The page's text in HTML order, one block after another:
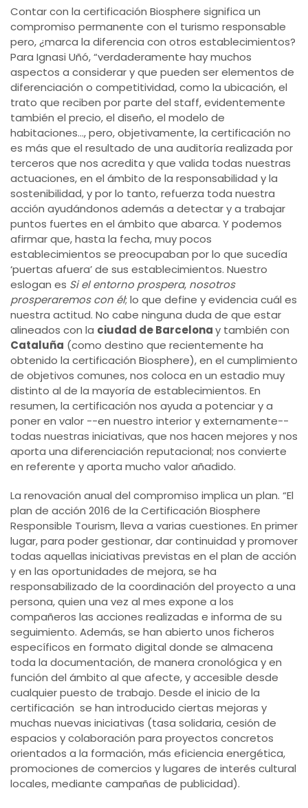
Contar con la certificación Biosphere significa un
compromiso permanente con el turismo responsable
pero, ¿marca la diferencia con otros establecimientos?
Para Ignasi Uñó, “verdaderamente hay muchos
aspectos a considerar y que pueden ser elementos de
diferenciación o competitividad, como la ubicación, el
trato que reciben por parte del staff, evidentemente
también el precio, el diseño, el modelo de
habitaciones…, pero, objetivamente, la certificación no
es más que el resultado de una auditoría realizada por
terceros que nos acredita y que valida todas nuestras
actuaciones, en el ámbito de la responsabilidad y la
sostenibilidad, y por lo tanto, refuerza toda nuestra
acción ayudándonos además a detectar y a trabajar
puntos fuertes en el ámbito que abarca. Y podemos
afirmar que, hasta la fecha, muy pocos
establecimientos se preocupaban por lo que sucedía
‘puertas afuera’ de sus establecimientos. Nuestro
eslogan es Si el entorno prospera, nosotros
prosperaremos con él; lo que define y evidencia cuál es
nuestra actitud. No cabe ninguna duda de que estar
alineados con la ciudad de Barcelonay también con
Cataluña (como destino que recientemente ha
obtenido la certificación Biosphere), en el cumplimiento
de objetivos comunes, nos coloca en un estadio muy
distinto al de la mayoría de establecimientos. En
resumen, la certificación nos ayuda a potenciar y a
poner en valor --en nuestro interior y externamente--
todas nuestras iniciativas, que nos hacen mejores y nos
aporta una diferenciación reputacional; nos convierte
en referente y aporta mucho valor añadido.
La renovación anual del compromiso implica un plan. “El
plan de acción 2016 de la Certificación Biosphere
Responsible Tourism, lleva a varias cuestiones. En primer
lugar, para poder gestionar, dar continuidad y promover
todas aquellas iniciativas previstas en el plan de acción
y en las oportunidades de mejora, se ha
responsabilizado de la coordinación del proyecto a una
persona, quien una vez al mes expone a los
compañeros las acciones realizadas e informa de su
seguimiento. Además, se han abierto unos ficheros
específicos en formato digital donde se almacena
toda la documentación, de manera cronológica y en
función del ámbito al que afecte, y accesible desde
cualquier puesto de trabajo. Desde el inicio de la
certificación se han introducido ciertas mejoras y
muchas nuevas iniciativas (tasa solidaria, cesión de
espacios y colaboración para proyectos concretos
orientados a la formación, más eficiencia energética,
promociones de comercios y lugares de interés cultural
locales, mediante campañas de publicidad).